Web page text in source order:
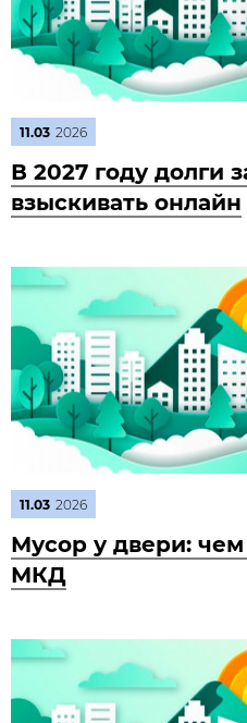
11.03 2026
В 2027 году долги
взыскивать онлайн
11.03 2026
Мусор у двери:
МКД